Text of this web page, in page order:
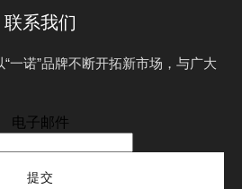
联系我们
一诺”品牌不断开拓新市场，与广大
电子邮件
提交